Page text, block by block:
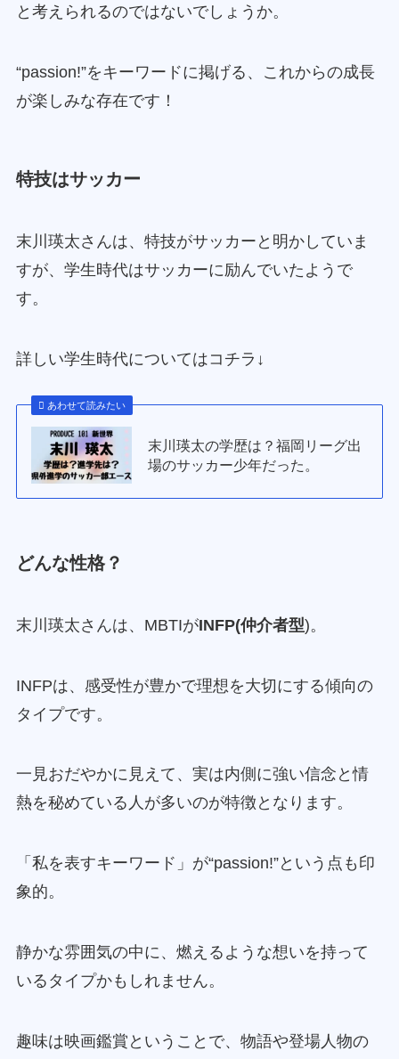
と考えられるのではないでしょうか。
“passion!”をキーワードに掲げる、これからの成長
が楽しみな存在です！
特技はサッカー
末川瑛太さんは、特技がサッカーと明かしていま
すが、学生時代はサッカーに励んでいたようで
す。
詳しい学生時代についてはコチラ↓
あわせて読みたい
末川瑛太の学歴は？福岡リーグ出
場のサッカー少年だった。
どんな性格？
末川瑛太さんは、MBTIがINFP(仲介者型)。
INFPは、感受性が豊かで理想を大切にする傾向の
タイプです。
一見おだやかに見えて、実は内側に強い信念と情
熱を秘めている人が多いのが特徴となります。
「私を表すキーワード」が“passion!”という点も印
象的。
静かな雰囲気の中に、燃えるような想いを持って
いるタイプかもしれません。
趣味は映画鑑賞ということで、物語や登場人物の